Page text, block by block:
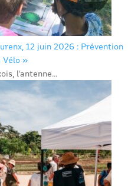
12 juin 2026 : Prévention
Vélo »
l’antenne...